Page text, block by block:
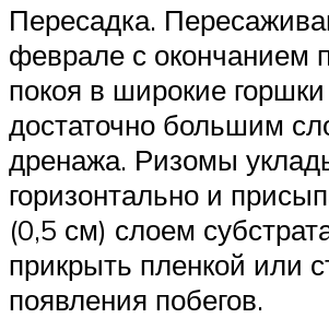
Пересадка.
феврале с окончанием
покоя в широкие
достаточно большим
дренажа. Ризомы
горизонтально и
(0,5 см) слоем
прикрыть пленкой или
появления побегов.